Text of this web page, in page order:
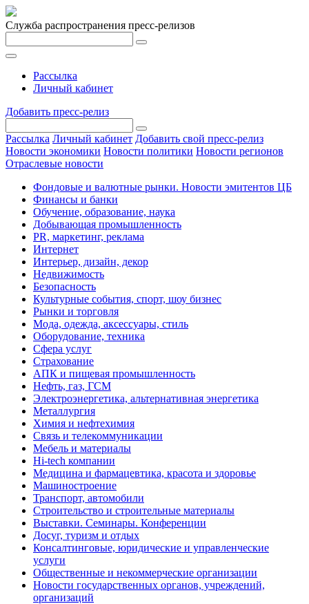
Служба распространения пресс-релизов
Рассылка
Личный кабинет
Добавить пресс-релиз
Рассылка Личный кабинет Добавить свой пресс-релиз
Новости экономики Новости политики Новости регионов
Отраслевые новости
Фондовые и валютные рынки. Новости эмитентов ЦБ
Финансы и банки
Обучение, образование, наука
Добывающая промышленность
PR, маркетинг, реклама
Интернет
Интерьер, дизайн, декор
Недвижимость
Безопасность
Культурные события, спорт, шоу бизнес
Рынки и торговля
Мода, одежда, аксессуары, стиль
Оборудование, техника
Сфера услуг
Страхование
АПК и пищевая промышленность
Нефть, газ, ГСМ
Электроэнергетика, альтернативная энергетика
Металлургия
Химия и нефтехимия
Связь и телекоммуникации
Мебель и материалы
Hi-tech компании
Медицина и фармацевтика, красота и здоровье
Машиностроение
Транспорт, автомобили
Строительство и строительные материалы
Выставки. Семинары. Конференции
Досуг, туризм и отдых
Консалтинговые, юридические и управленческие
услуги
Общественные и некоммерческие организации
Новости государственных органов, учреждений,
организаций